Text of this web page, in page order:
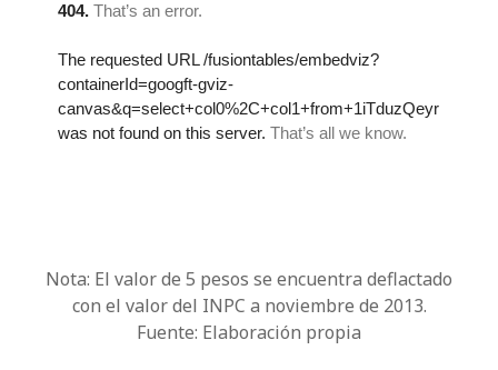
Nota: El valor de 5 pesos se encuentra deflactado
con el valor del INPC a noviembre de 2013.
Fuente: Elaboración propia